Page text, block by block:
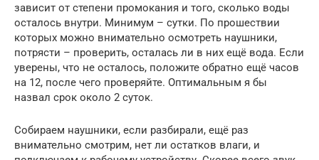
зависит от степени промокания и того, сколько воды
осталось внутри. Минимум – сутки. По прошествии
которых можно внимательно осмотреть наушники,
потрясти – проверить, осталась ли в них ещё вода. Если
уверены, что не осталось, положите обратно ещё часов
на 12, после чего проверяйте. Оптимальным я бы
назвал срок около 2 суток.
Собираем наушники, если разбирали, ещё раз
внимательно смотрим, нет ли остатков влаги, и